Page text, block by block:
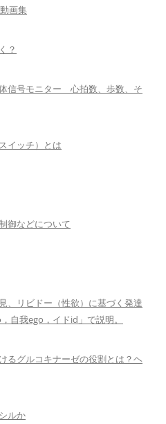
画集
？
信号モニター 心拍数、歩数、そ
イッチ）とは
御などについて
、リビドー（性欲）に基づく発達
自我ego，イドid」で説明。
るグルコキナーゼの役割とは？ヘ
ルか